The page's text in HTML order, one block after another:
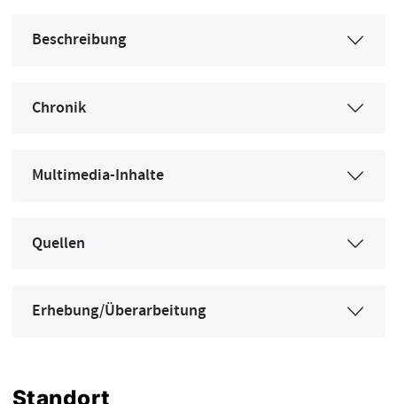
Beschreibung
Chronik
Multimedia-Inhalte
Quellen
Erhebung/Überarbeitung
Standort